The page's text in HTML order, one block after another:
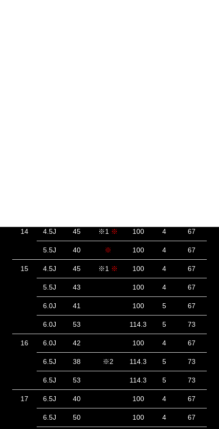
14 4.5J 45 ※1 ※ 100 4 67
5.5J 40 ※ 100 4 67
15 4.5J 45 ※1 ※ 100 4 67
5.5J 43 100 4 67
6.0J 41 100 5 67
6.0J 53 114.3 5 73
16 6.0J 42 100 4 67
6.5J 38 ※2 114.3 5 73
6.5J 53 114.3 5 73
17 6.5J 40 100 4 67
6.5J 50 100 4 67